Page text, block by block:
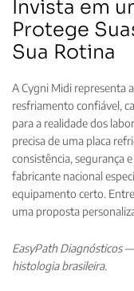
Invista em
Protege
Sua Rotina
A Cygni Midi representa
resfriamento confiável,
para a realidade dos
precisa de uma placa
consistência, segurança
fabricante nacional
equipamento certo.
uma proposta
EasyPath Diagnósticos
histologia brasileira.